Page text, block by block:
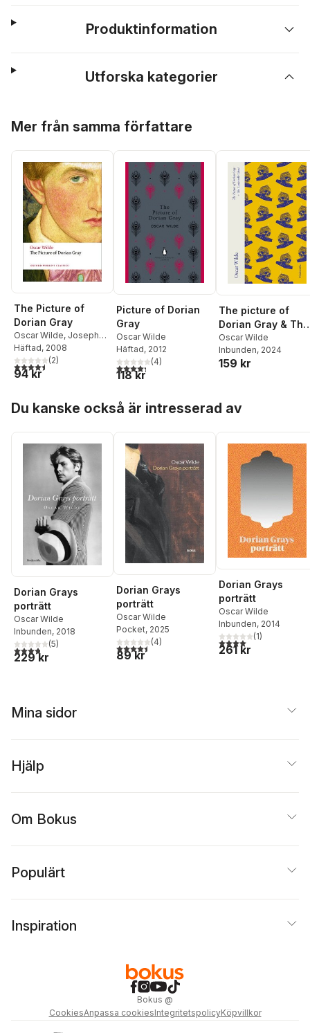
Produktinformation
Utforska kategorier
Mer från samma författare
The Picture of
Dorian Gray
Oscar Wilde, Joseph
Bristow
Häftad, 2008
4,5utav 5 stjärnor. Totalt antal röster:
(2)
94 kr
Picture of Dorian
Gray
Oscar Wilde
Häftad, 2012
4,3utav 5 stjärnor. Totalt antal röster:
(4)
118 kr
The picture of
Dorian Gray & The
Canterville ghost
Oscar Wilde
Inbunden, 2024
159 kr
Du kanske också är intresserad av
Dorian Grays
porträtt
Oscar Wilde
Inbunden, 2018
3,8utav 5 stjärnor. Totalt antal röster:
(5)
229 kr
Dorian Grays
porträtt
Oscar Wilde
Pocket, 2025
4,5utav 5 stjärnor. Totalt antal röster:
(4)
89 kr
Dorian Grays
porträtt
Oscar Wilde
Inbunden, 2014
4,0utav 5 stjärnor.
(1)
261 kr
Mina sidor
Hjälp
Om Bokus
Populärt
Inspiration
Bokus @
CookiesAnpassa cookiesIntegritetspolicyKöpvillkor